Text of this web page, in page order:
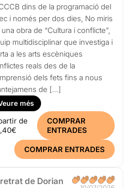
dins de la programació del
i només per dos dies, No miris
obra de “Cultura i conflicte”,
multidisciplinar que investiga i
a les arts escèniques
reals des de la
dels fets fins a nous
de […]
més
de
COMPRAR
ENTRADES
COMPRAR ENTRADES
retrat de Dorian